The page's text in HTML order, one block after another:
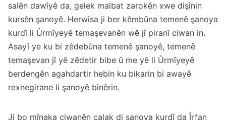
salên dawîyê da, gelek malbat zarokên xwe dişînin
kursên şanoyê. Herwisa ji ber kêmbûna temenê şanoya
kurdî li Ûrmîyeyê temaşevanên wê jî piranî ciwan in.
Asayî ye ku bi zêdebûna temenê şanoyê, temenê
temaşevan jî yê zêdetir bibe û me yê li Ûrmîyeyê
berdengên agahdartir hebin ku bikarin bi awayê
rexnegirane li şanoyê binêrin.
Ji bo mînaka ciwanên çalak di şanoya kurdî da Îrfan